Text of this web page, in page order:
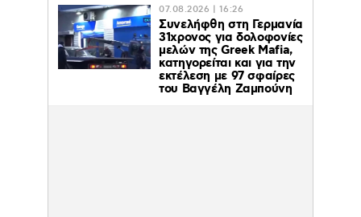
07.08.2026 | 16:26
Συνελήφθη στη Γερμανία
31χρονος για δολοφονίες
μελών της Greek Mafia,
κατηγορείται και για την
εκτέλεση με 97 σφαίρες
του Βαγγέλη Ζαμπούνη